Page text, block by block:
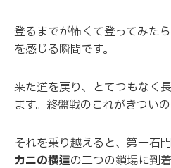
登るまでが怖くて登ってみた
を感じる瞬間です。
来た道を戻り、とてつもなく
ます。終盤戦のこれがきついの
それを乗り越えると、第一石門
カニの横這の二つの鎖場に到着